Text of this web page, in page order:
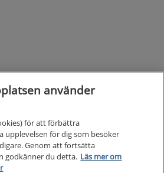
använder
för att förbättra
upplevelsen för dig som besöker
Genom att fortsätta
godkänner du detta. Läs mer om